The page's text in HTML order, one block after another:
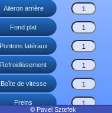
Aileron arrière
Fond plat
Pontons latéraux
Refroidissement
Boîte de vitesse
Freins
© Pavel Sztefek